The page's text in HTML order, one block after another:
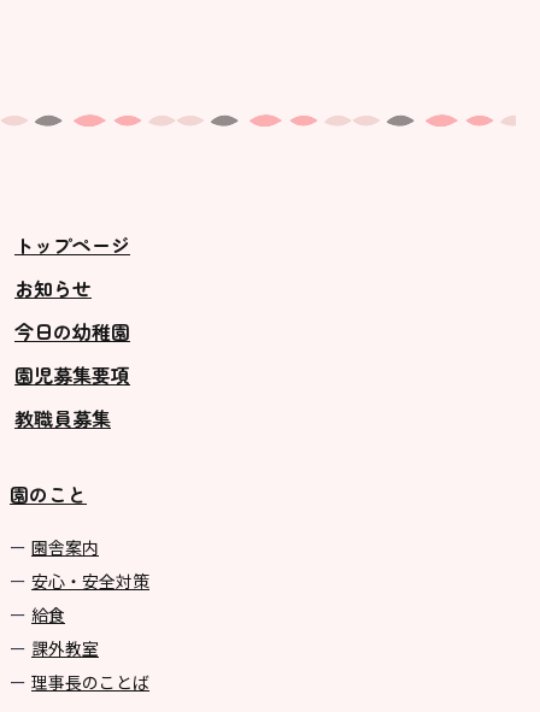
トップページ
お知らせ
今日の幼稚園
園児募集要項
教職員募集
園のこと
園舎案内
安心・安全対策
給食
課外教室
理事長のことば